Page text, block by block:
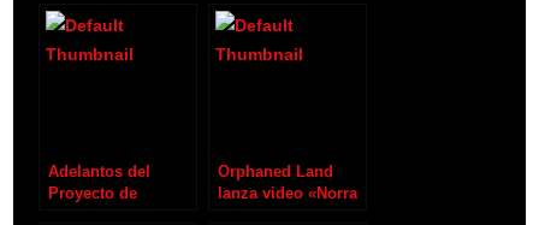
Adelantos del
Proyecto de
Orphaned Land
lanza video «Norra